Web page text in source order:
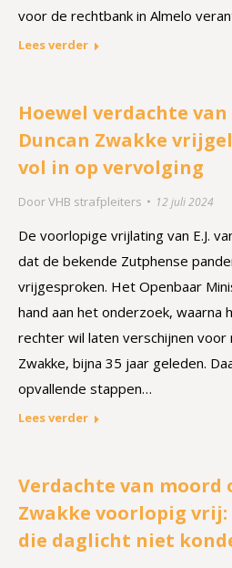
voor de rechtbank in Almelo
Lees verder
Hoewel verdachte
Duncan Zwakke
vol in op vervolging
DoorVHB strafpleiters 12 juli 2024
De voorlopige vrijlating van E.J.
dat de bekende Zutphense
vrijgesproken. Het Openbaar
hand aan het onderzoek, waarna
rechter wil laten verschijnen voor
Zwakke, bijna 35 jaar geleden.
opvallende stappen…
Lees verder
Verdachte van moord
Zwakke voorlopig vrij:
die daglicht niet